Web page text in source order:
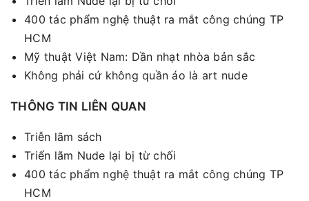
400 tác phẩm nghệ thuật ra mắt công chúng TP
HCM
Mỹ thuật Việt Nam: Dần nhạt nhòa bản sắc
Không phải cứ không quần áo là art nude
THÔNG TIN LIÊN QUAN
Triễn lãm sách
Triển lãm Nude lại bị từ chối
400 tác phẩm nghệ thuật ra mắt công chúng TP
HCM